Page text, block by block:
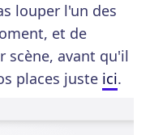
louper l'un des
et de
scène, avant qu'il
places juste ici.